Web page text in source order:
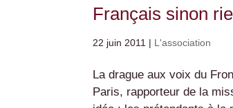
Français sinon
22 juin 2011 | L'association
La drague aux voix du
Paris, rapporteur de la